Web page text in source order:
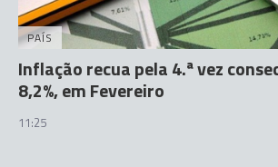
PAÍS
Inflação recua pela 4.ª vez
8,2%, em Fevereiro
11:25